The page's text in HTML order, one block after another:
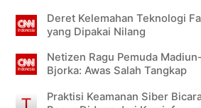
Deret Kelemahan Teknologi
yang Dipakai Nilang
Netizen Ragu Pemuda
Bjorka: Awas Salah Tangkap
Praktisi Keamanan Siber